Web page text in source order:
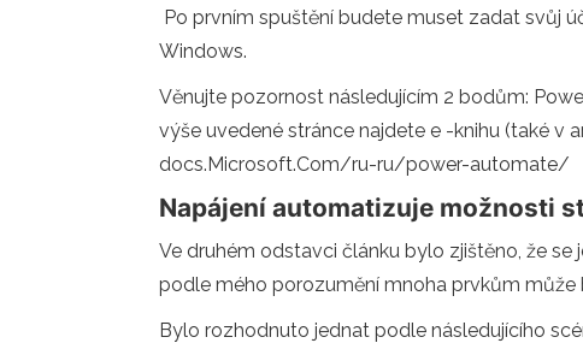
Po prvním spuštění budete muset zadat svůj
Windows.
Věnujte pozornost následujícím 2 bodům:
výše uvedené stránce najdete e -knihu (také v
docs.Microsoft.Com/ru-ru/power-automate/
Napájení automatizuje možnosti
Ve druhém odstavci článku bylo zjištěno, že
podle mého porozumění mnoha prvkům
Bylo rozhodnuto jednat podle následujícího